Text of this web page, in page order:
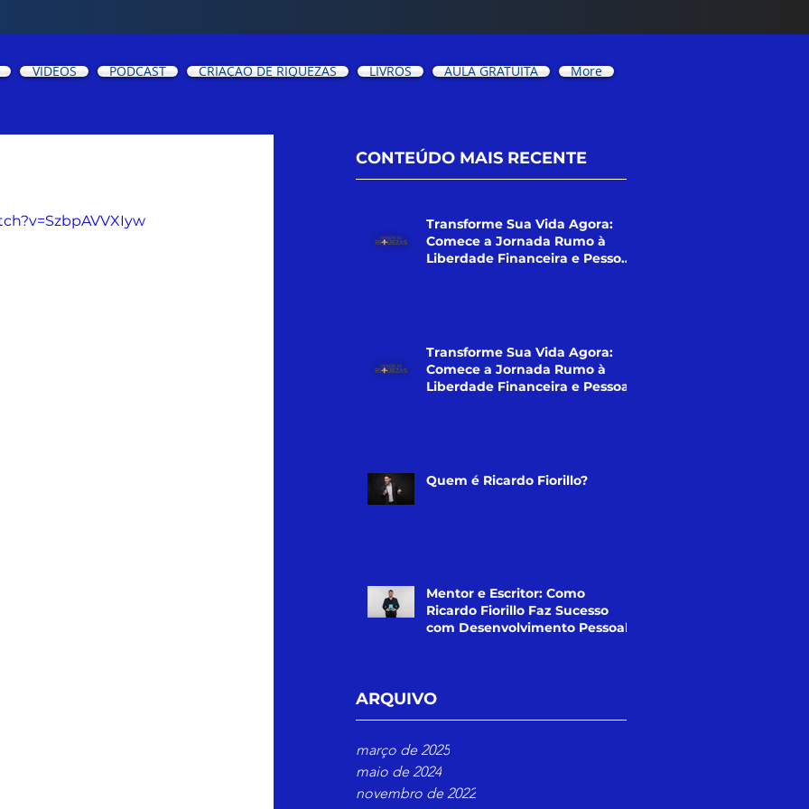
VIDEOS PODCAST CRIAÇÃO DE RIQUEZAS LIVROS AULA GRATUITA More
CONTEÚDO MAIS RECENTE
Transforme Sua Vida Agora:
Comece a Jornada Rumo à
Liberdade Financeira e Pessoal!
Transforme Sua Vida Agora:
Comece a Jornada Rumo à
Liberdade Financeira e Pessoal!
Quem é Ricardo Fiorillo?
Mentor e Escritor: Como
Ricardo Fiorillo Faz Sucesso
com Desenvolvimento Pessoal
ARQUIVO
março de 2025
maio de 2024
novembro de 2022